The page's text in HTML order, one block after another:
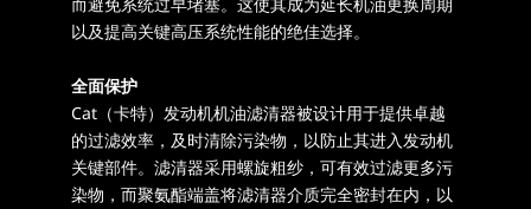
以及提高关键高压系统性能的绝佳选择。
全面保护
Cat（卡特）发动机机油滤清器被设计用于提供卓越
的过滤效率，及时清除污染物，以防止其进入发动机
关键部件。滤清器采用螺旋粗纱，可有效过滤更多污
染物，而聚氨酯端盖将滤清器介质完全密封在内，以